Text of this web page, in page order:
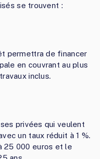
se trouvent :
permettra de financer
en couvrant au plus
inclus.
privées qui veulent
un taux réduit à 1 %.
25 000 euros et le